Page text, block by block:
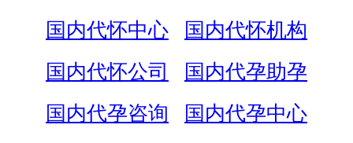
国内代怀中心
国内代怀机构
国内代怀公司
国内代孕助孕
国内代孕咨询
国内代孕中心